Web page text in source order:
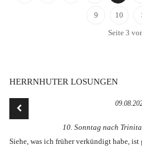
9
10
Seite 3
HERRNHUTER LOSUNGEN
10. Sonntag nach
Siehe, was ich früher verkündigt habe,